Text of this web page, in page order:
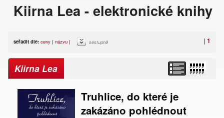
Kiirna Lea - elektronické knihy
| 1
seřadit dle: ceny | názvu | sestupně
Kiirna Lea
Truhlice, do které je
zakázáno pohlédnout